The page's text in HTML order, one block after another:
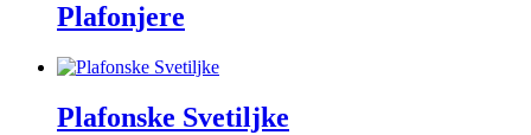
Plafonjere
Plafonske Svetiljke